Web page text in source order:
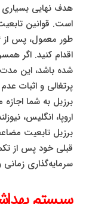
هدف نهایی بسیاری
است. قوانین
اقدام کنید. اگر
شده باشد، این
پرتغالی و اثبات
برزیل به شما
اروپا، انگلیس،
برزیل تابعیت
قبلی خود پس از
سرمایه‌گذاری